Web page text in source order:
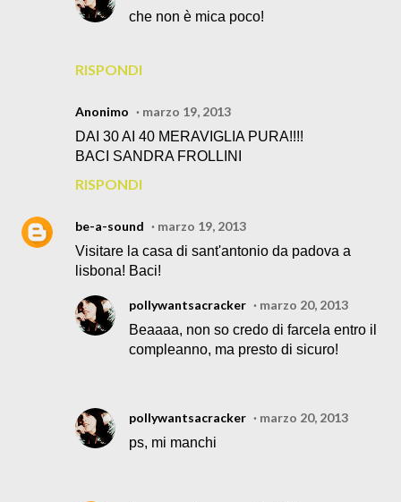
RISPONDI
che non è mica poco!
Anonimo
marzo 19, 2013
DAI 30 AI 40 MERAVIGLIA PURA!!!!
BACI SANDRA FROLLINI
RISPONDI
be-a-sound
marzo 19, 2013
Visitare la casa di sant'antonio da padova a
lisbona! Baci!
pollywantsacracker
marzo 20, 2013
Beaaaa, non so credo di farcela entro il
compleanno, ma presto di sicuro!
pollywantsacracker
marzo 20, 2013
ps, mi manchi